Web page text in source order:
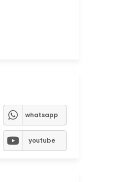
whatsapp
youtube